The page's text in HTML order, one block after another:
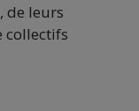
de leurs
collectifs